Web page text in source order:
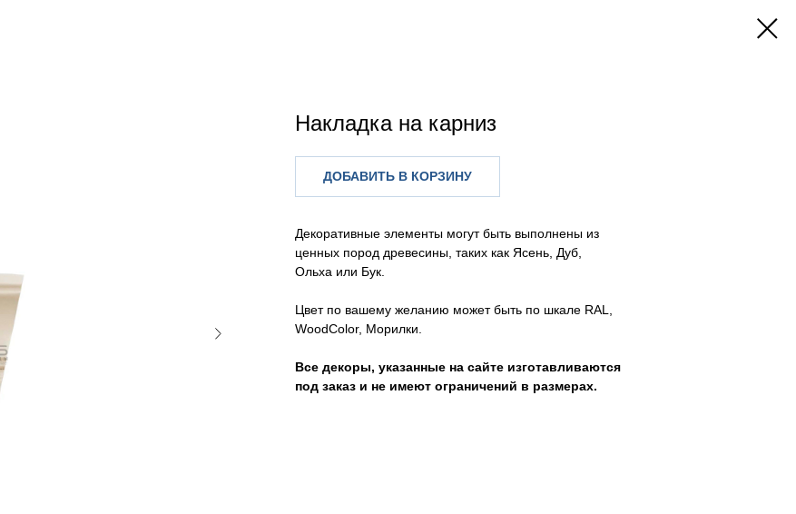
Накладка на карниз
ДОБАВИТЬ В КОРЗИНУ
Декоративные элементы могут быть выполнены из
ценных пород древесины, таких как Ясень, Дуб,
Ольха или Бук.
Цвет по вашему желанию может быть по шкале RAL,
WoodColor, Морилки.
Все декоры, указанные на сайте изготавливаются
под заказ и не имеют ограничений в размерах.